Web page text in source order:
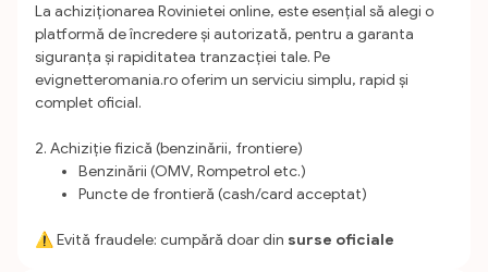
La achiziționarea Rovinietei online, este esențial să alegi o
platformă de încredere și autorizată, pentru a garanta
siguranța și rapiditatea tranzacției tale. Pe
evignetteromania.ro oferim un serviciu simplu, rapid și
complet oficial.
2. Achiziție fizică (benzinării, frontiere)
Benzinării (OMV, Rompetrol etc.)
Puncte de frontieră (cash/card acceptat)
⚠️ Evită fraudele: cumpără doar din surse oficiale